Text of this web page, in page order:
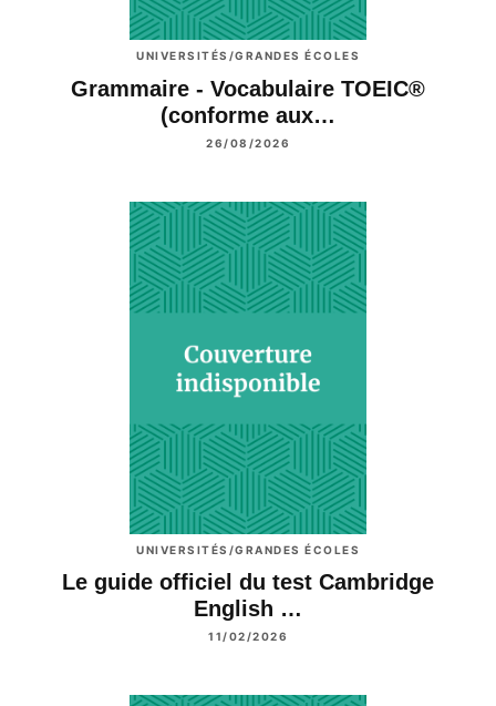
UNIVERSITÉS/GRANDES ÉCOLES
Grammaire - Vocabulaire TOEIC®
(conforme aux…
26/08/2026
UNIVERSITÉS/GRANDES ÉCOLES
Le guide officiel du test Cambridge
English …
11/02/2026